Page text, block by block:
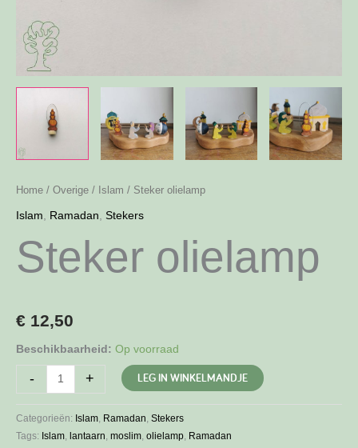
Home / Overige / Islam / Steker olielamp
Islam Ramadan Stekers
Steker olielamp
€ 12,50
Beschikbaarheid: Op voorraad
-
olielamp
aantal
+ LEG IN WINKELMANDJE
Categorieën: Islam, Ramadan, Stekers
Tags: Islam, lantaarn, moslim, olielamp, Ramadan